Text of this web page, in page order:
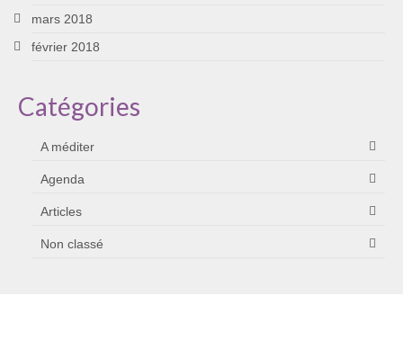
mars 2018
février 2018
Catégories
A méditer
Agenda
Articles
Non classé